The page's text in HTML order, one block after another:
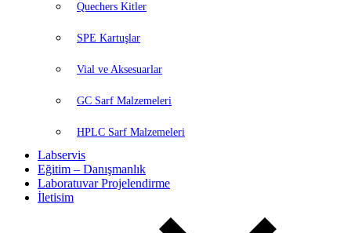
Quechers Kitler
SPE Kartuşlar
Vial ve Aksesuarlar
GC Sarf Malzemeleri
HPLC Sarf Malzemeleri
Labservis
Eğitim – Danışmanlık
Laboratuvar Projelendirme
İletisim